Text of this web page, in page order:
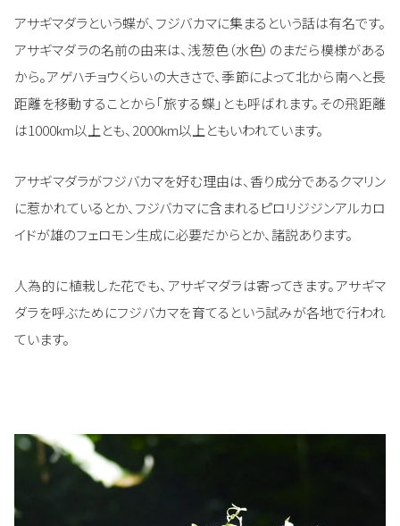
アサギマダラという蝶が、フジバカマに集まるという話は有名です。
アサギマダラの名前の由来は、浅葱色（水色）のまだら模様がある
から。アゲハチョウくらいの大きさで、季節によって北から南へと長
距離を移動することから「旅する蝶」とも呼ばれます。その飛距離
は1000km以上とも、2000km以上ともいわれています。
アサギマダラがフジバカマを好む理由は、香り成分であるクマリン
に惹かれているとか、フジバカマに含まれるピロリジジンアルカロ
イドが雄のフェロモン生成に必要だからとか、諸説あります。
人為的に植栽した花でも、アサギマダラは寄ってきます。アサギマ
ダラを呼ぶためにフジバカマを育てるという試みが各地で行われ
ています。